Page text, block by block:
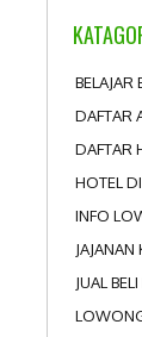
BELAJAR
DAFTAR
DAFTAR
HOTEL
INFO
JUAL